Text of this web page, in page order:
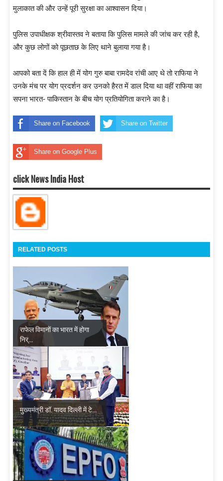
मुलाकात की और उन्हें पूरी सुरक्षा का आश्वासन दिया।
पुलिस उपाधीक्षक श्रीवास्तव ने बताया कि पुलिस मामले की जांच कर रही है,
और कुछ लोगों को पूछताछ के लिए थाने बुलाया गया है।
आपको बता दें कि हाल ही में योग गुरु बाबा रामदेव रांची आए थे तो राफिया ने
उनके मंच पर योग प्रदर्शन कर उनको हैरत में डाल दिया था वहीं राफिया का
सपना भारत- पाकिस्तान के बीच योग प्रतियोगिता कराने का है।
Share on Facebook Share on Twitter
Share on Google Plus
click News India Host
RELATED POSTS
राफेल विमानों का भारत में होगा
निर्...
मुख्यमंत्री डॉ. यादव दिल्ली में टे...